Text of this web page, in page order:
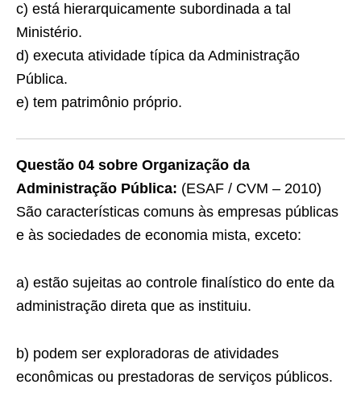
c) está hierarquicamente subordinada a tal
Ministério.
d) executa atividade típica da Administração
Pública.
e) tem patrimônio próprio.
Questão 04 sobre Organização da
Administração Pública: (ESAF / CVM – 2010)
São características comuns às empresas públicas
e às sociedades de economia mista, exceto:
a) estão sujeitas ao controle finalístico do ente da
administração direta que as instituiu.
b) podem ser exploradoras de atividades
econômicas ou prestadoras de serviços públicos.